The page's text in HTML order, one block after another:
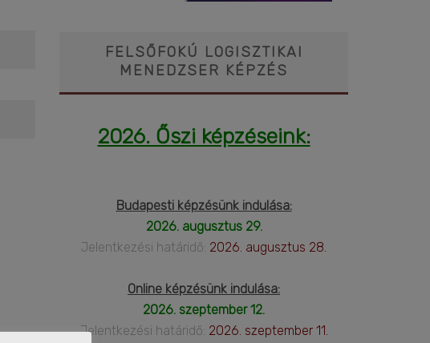
FELSŐFOKÚ LOGISZTIKAI
MENEDZSER KÉPZÉS
2026. Őszi képzéseink:
Budapesti képzésünk indulása:
2026. augusztus 29.
Jelentkezési határidő: 2026. augusztus 28.
Online képzésünk indulása:
2026. szeptember 12.
Jelentkezési határidő: 2026. szeptember 11.